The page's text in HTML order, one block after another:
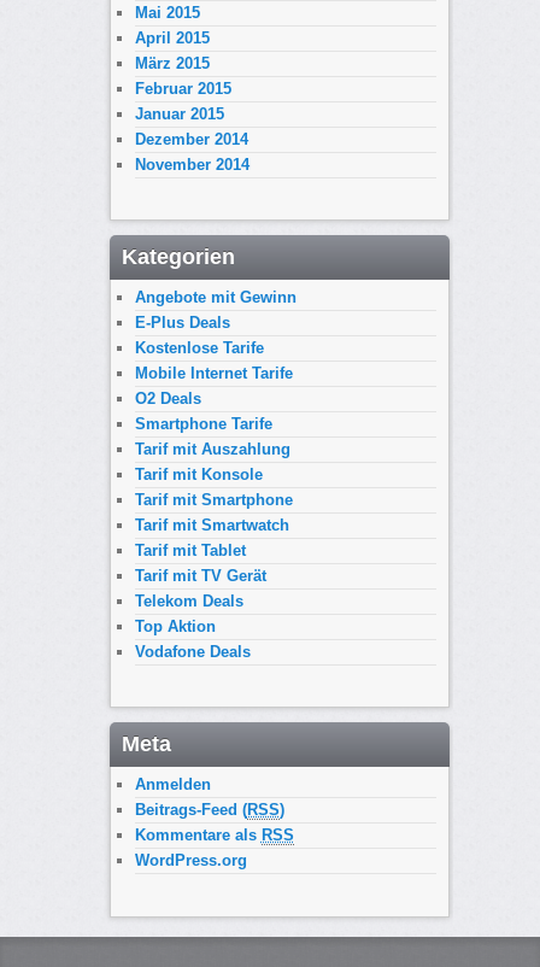
Mai 2015
April 2015
März 2015
Februar 2015
Januar 2015
Dezember 2014
November 2014
Kategorien
Angebote mit Gewinn
E-Plus Deals
Kostenlose Tarife
Mobile Internet Tarife
O2 Deals
Smartphone Tarife
Tarif mit Auszahlung
Tarif mit Konsole
Tarif mit Smartphone
Tarif mit Smartwatch
Tarif mit Tablet
Tarif mit TV Gerät
Telekom Deals
Top Aktion
Vodafone Deals
Meta
Anmelden
Beitrags-Feed (RSS)
Kommentare als RSS
WordPress.org